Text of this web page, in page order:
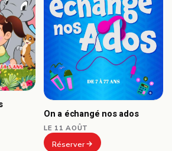
On a échangé nos ados
LE 11 AOÛT
Réserver